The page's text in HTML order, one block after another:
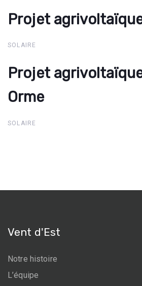
Projet
Projet
l’Auron
SOLAIRE
Projet
Orme
Projet
Grand Orme
SOLAIRE
Vent d'Est
Notre histoire
L’équipe